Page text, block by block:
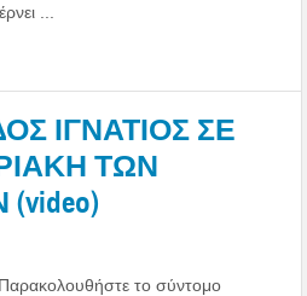
...
ΙΓΝΑΤΙΟΣ ΣΕ
ΤΩΝ
Παρακολουθήστε το σύντομο